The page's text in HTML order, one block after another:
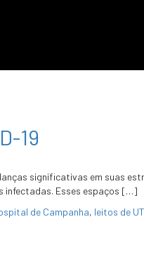
19
significativas em suas
infectadas. Esses espaços […]
de Campanha, leitos de